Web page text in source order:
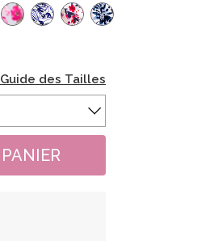
Guide des Tailles